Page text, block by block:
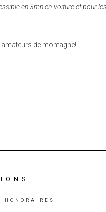
en 3mn en voiture et pour
de montagne!